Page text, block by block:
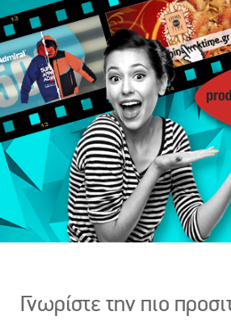
Γνωρίστε την πιο